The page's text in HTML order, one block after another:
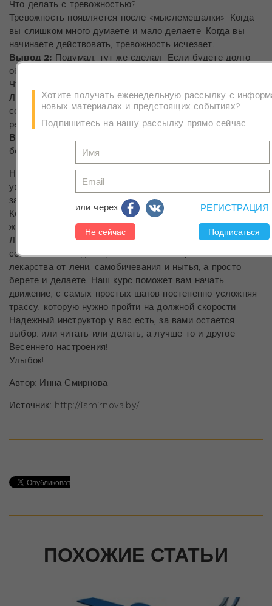
Что делать с тревожностью?
Тревожность появляется после «мыслемешалки». Когда
вы слишком много думаете и мало делаете. Когда вы
начинаете действовать, тревожность исчезает.
Вывод 2: Подумал, тут же сделал. Если будете долго
обсуждать, вместо вас – это сделает другой.
Что делать с сомнениями в себе?
Любой человек, который делает что-то впервые, может
сомневаться в себе: «А вдруг не получится?» Раз вы
решили действовать, закройте на замок ваши сомнения.
Вывод 3:
больше!
На курсе мы более детально прорабатываем
уверенность в себе – это следствие. Очень часто нужно
заглянуть вглубь себя и узнать причину ее появления.
Когда она появилась у вас и почему вы с ней до сих пор
живете?
Любые болезни души и тела излечимы, если вы сами
себе являетесь доктором и постоянно применяете
лекарства от лени, самобичевания и нытья, а просто
берете и делаете. Наш курс поможет вам начать
движение, с самых простых шагов постепенно усложняя
трассу, которую нужно пройти на должной скорости.
Надежный инструктор у вас есть, за вами остается
выбор: или читать или делать, а лучше то и другое.
Весеннего настроения!
Улыбок!
Автор: Инна Смирнова
Источник: http://ismirnova.by/
ПОХОЖИЕ СТАТЬИ
Хотите получать еженедельную рассылку с
новых материалах и предстоящих событиях?
Подпишитесь на нашу рассылку прямо сейчас!
или через РЕГИСТРАЦИЯ